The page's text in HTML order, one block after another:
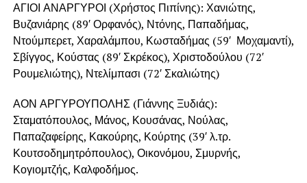
ΑΓΙΟΙ ΑΝΑΡΓΥΡΟΙ (Χρήστος Πιπίνης): Χανιώτης,
Βυζανιάρης (89′ Ορφανός), Ντόνης, Παπαδήμας,
Ντούμπερετ, Χαραλάμπου, Κωσταδήμας (59′ Μοχαμαντί),
Σβίγγος, Κούστας (89′ Σκρέκος), Χριστοδούλου (72′
Ρουμελιώτης), Ντελίμπασι (72′ Σκαλιώτης)
ΑΟΝ ΑΡΓΥΡΟΥΠΟΛΗΣ (Γιάννης Ξυδιάς):
Σταματόπουλος, Μάνος, Κουσάνας, Νούλας,
Παπαζαφείρης, Κακούρης, Κούρτης (39′ λ.τρ.
Κουτσοδημητρόπουλος), Οικονόμου, Σμυρνής,
Κογιομτζής, Καλφοδήμος.